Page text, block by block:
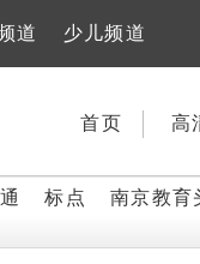
道 少儿频道
首页 高
标点 南京教育